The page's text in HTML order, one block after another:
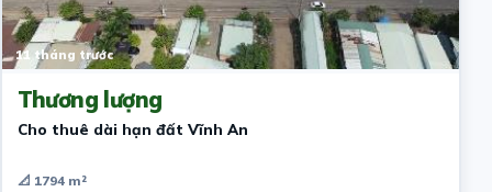
11 tháng trước
Thương lượng
Cho thuê dài hạn đất Vĩnh An
📐 1794 m²